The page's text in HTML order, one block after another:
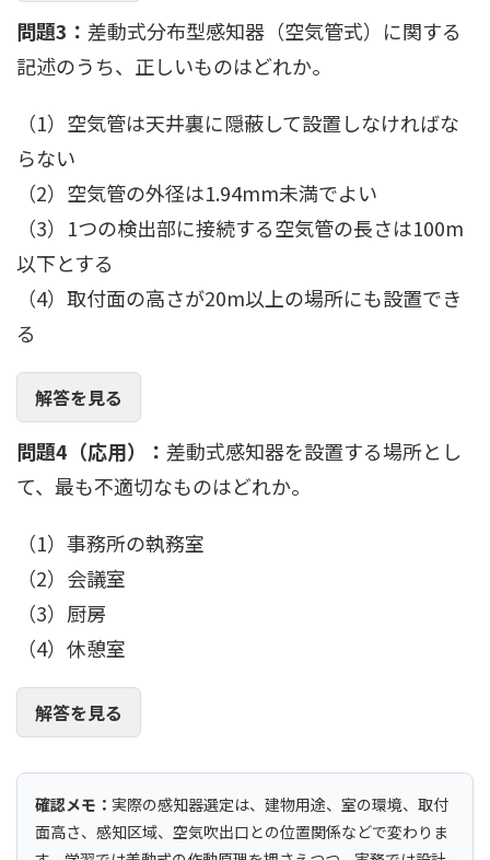
問題3： 差動式分布型感知器（空気管式）に関する
記述のうち、正しいものはどれか。
（1）空気管は天井裏に隠蔽して設置しなければな
らない
（2）空気管の外径は1.94mm未満でよい
（3）1つの検出部に接続する空気管の長さは100m
以下とする
（4）取付面の高さが20m以上の場所にも設置でき
る
解答を見る
問題4（応用）： 差動式感知器を設置する場所とし
て、最も不適切なものはどれか。
（1）事務所の執務室
（2）会議室
（3）厨房
（4）休憩室
解答を見る
確認メモ： 実際の感知器選定は、建物用途、室の環境、取付
面高さ、感知区域、空気吹出口との位置関係などで変わりま